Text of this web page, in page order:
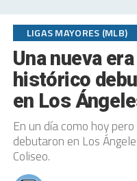
LIGAS MAYORES (MLB)
Una nueva
histórico
en Los
En un día como hoy
debutaron en Los
Coliseo.